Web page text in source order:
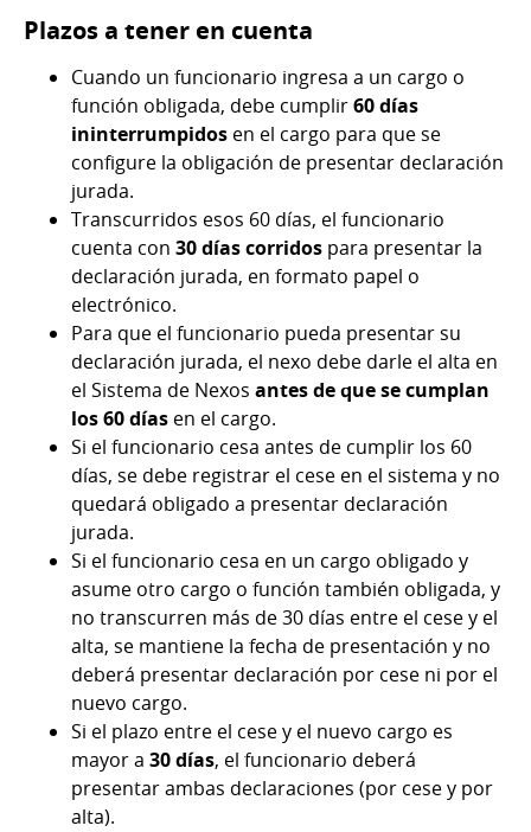
Plazos a tener en cuenta
Cuando un funcionario ingresa a un cargo o
función obligada, debe cumplir60 días
ininterrumpidos en el cargo para que se
configure la obligación de presentar declaración
jurada.
Transcurridos esos 60 días, el funcionario
cuenta con 30 días corridos para presentar la
declaración jurada, en formato papel o
electrónico.
Para que el funcionario pueda presentar su
declaración jurada, el nexo debe darle el alta en
el Sistema de Nexos antes de que se cumplan
los 60 días en el cargo.
Si el funcionario cesa antes de cumplir los 60
días, se debe registrar el cese en el sistema y no
quedará obligado a presentar declaración
jurada.
Si el funcionario cesa en un cargo obligado y
asume otro cargo o función también obligada, y
no transcurren más de 30 días entre el cese y el
alta, se mantiene la fecha de presentación y no
deberá presentar declaración por cese ni por el
nuevo cargo.
Si el plazo entre el cese y el nuevo cargo es
mayor a 30 días, el funcionario deberá
presentar ambas declaraciones (por cese y por
alta).